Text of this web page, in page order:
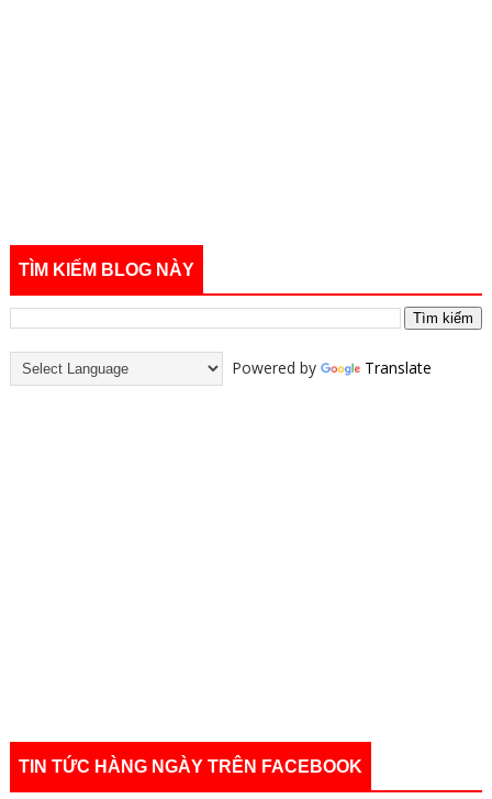
TÌM KIẾM BLOG NÀY
Powered by Translate
TIN TỨC HÀNG NGÀY TRÊN FACEBOOK